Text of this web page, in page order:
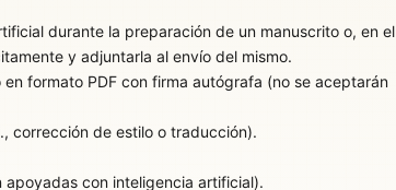
durante la preparación de un manuscrito o, en el
y adjuntarla al envío del mismo.
formato PDF con firma autógrafa (no se aceptarán
corrección de estilo o traducción).
con inteligencia artificial).